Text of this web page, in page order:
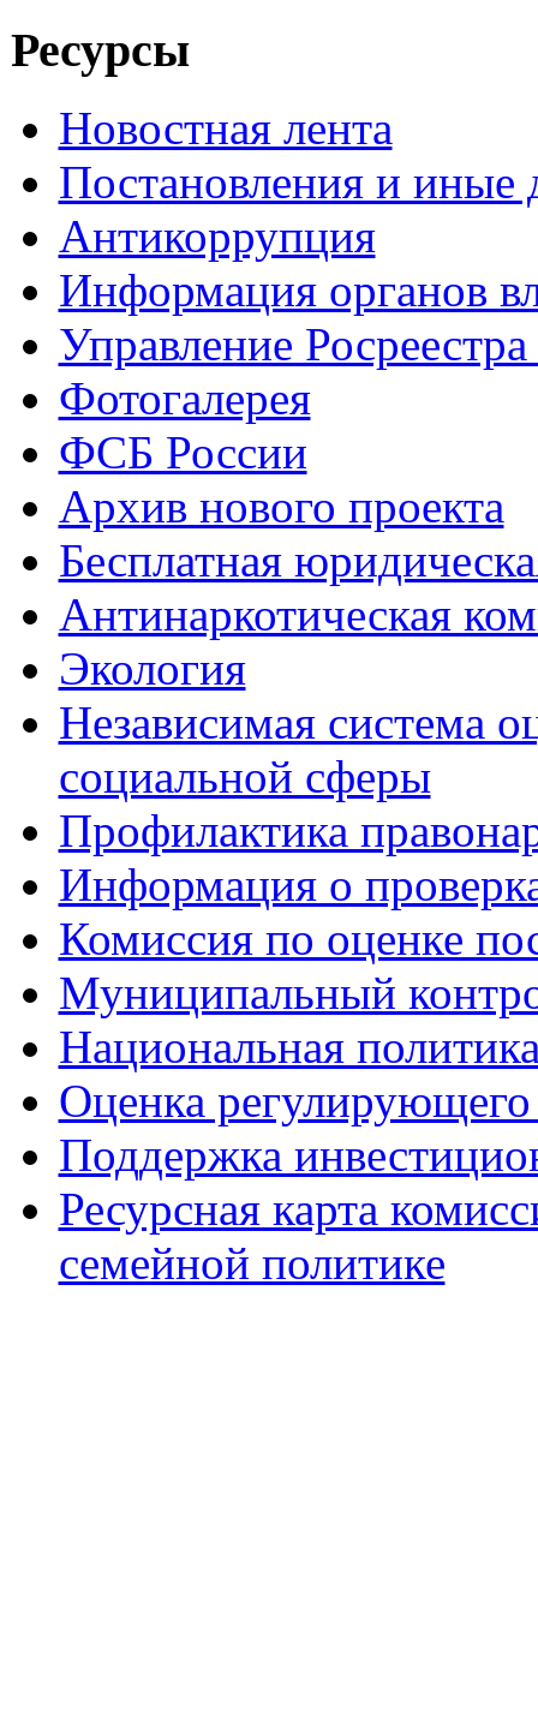
Ресурсы
Новостная лента
Постановления и иные
Антикоррупция
Информация органов
Управление
Фотогалерея
ФСБ России
Архив нового проекта
Бесплатная
Антинаркотическая
Экология
Независимая система
социальной сферы
Профилактика
Информация о
Комиссия по оценке
Муниципальный
Национальная
Оценка регулирующего
Поддержка
Ресурсная карта
семейной политике